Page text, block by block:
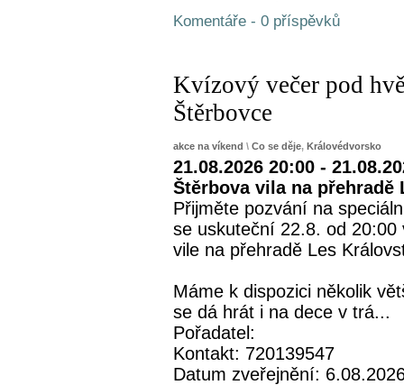
Komentáře - 0 příspěvků
Kvízový večer pod
Štěrbovce
akce na víkend \ Co se děje, Královédvorsko
21.08.2026 20:00 -
Štěrbova vila na přehradě
Přijměte pozvání na
se uskuteční 22.8. od
vile na přehradě Les
Máme k dispozici několik
se dá hrát i na dece v trá...
Pořadatel:
Kontakt: 720139547
Datum zveřejnění: